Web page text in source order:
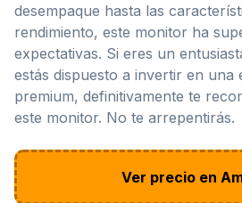
desempaque hasta las
rendimiento, este monitor ha
expectativas. Si eres un
estás dispuesto a invertir en una
premium, definitivamente te
este monitor. No te arrepentirás.
Ver precio en